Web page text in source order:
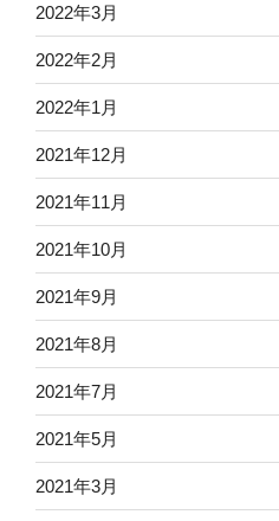
2022年3月
2022年2月
2022年1月
2021年12月
2021年11月
2021年10月
2021年9月
2021年8月
2021年7月
2021年5月
2021年3月